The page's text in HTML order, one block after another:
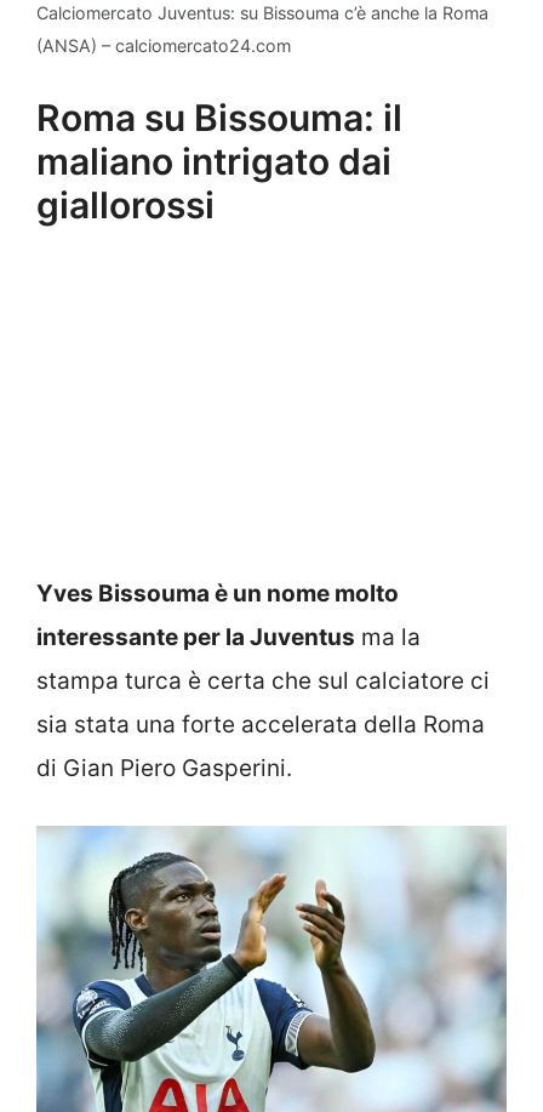
Calciomercato Juventus: su Bissouma c’è anche la Roma
(ANSA) – calciomercato24.com
Roma su Bissouma: il
maliano intrigato dai
giallorossi
Yves Bissouma è un nome molto
interessante per la Juventus ma la
stampa turca è certa che sul calciatore ci
sia stata una forte accelerata della Roma
di Gian Piero Gasperini.